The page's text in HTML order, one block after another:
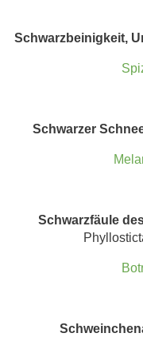
Schwarzbeinigkeit,
Schwarzer
Schwarzfäul e